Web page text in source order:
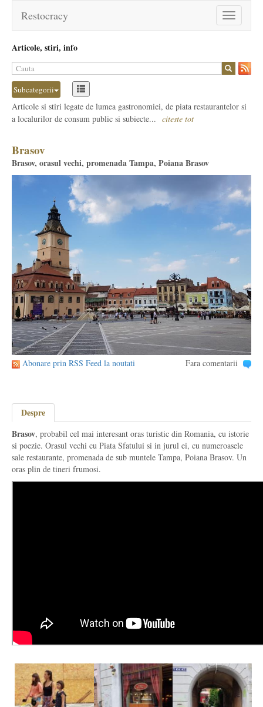
Toggle
navigation
Restocracy
Articole, stiri, info
Subcategorii
Articole si stiri legate de lumea gastronomiei, de piata restaurantelor si
a localurilor de consum public si subiecte... citeste tot
Brasov
Brasov, orasul vechi, promenada Tampa, Poiana Brasov
Abonare prin RSS Feed la noutati Fara comentarii
Despre
Brasov, probabil cel mai interesant oras turistic din Romania, cu istorie
si poezie. Orasul vechi cu Piata Sfatului si in jurul ei, cu numeroasele
sale restaurante, promenada de sub muntele Tampa, Poiana Brasov. Un
oras plin de tineri frumosi.